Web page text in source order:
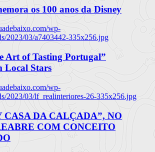
os 100 anos da Disney
wp-
2023/03/a7403442-335x256.jpg
Art of Tasting Portugal”
Local Stars
wp-
2023/03/lf_realinteriores-26-335x256.jpg
CASA DA CALÇADA”, NO
COM CONCEITO